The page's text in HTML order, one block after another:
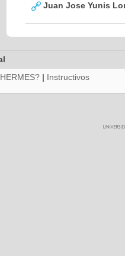
Juan Jose Yunis
| Instructivos